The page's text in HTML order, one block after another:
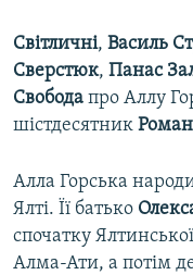
Світличні, Василь
Сверстюк, Панас
Свобода про Аллу
шістдесятник
Алла Горська
Ялті. Її батько
спочатку
Алма-Ати, а потім